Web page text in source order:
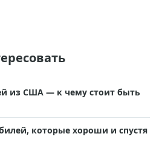
из США — к чему стоит быть
которые хороши и спустя